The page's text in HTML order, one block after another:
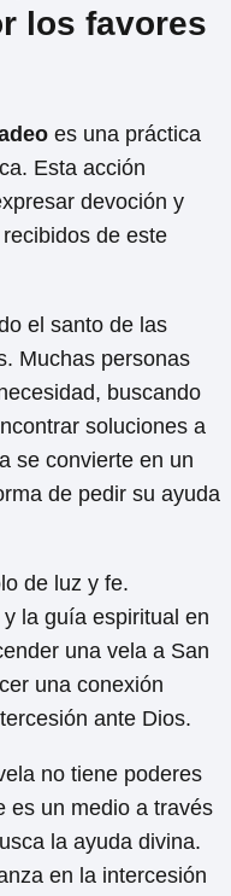
los favores
es una práctica
Esta acción
devoción y
de este
el santo de las
Muchas personas
buscando
soluciones a
se convierte en un
de pedir su ayuda
de luz y fe.
la guía espiritual en
una vela a San
una conexión
ante Dios.
no tiene poderes
es un medio a través
la ayuda divina.
en la intercesión